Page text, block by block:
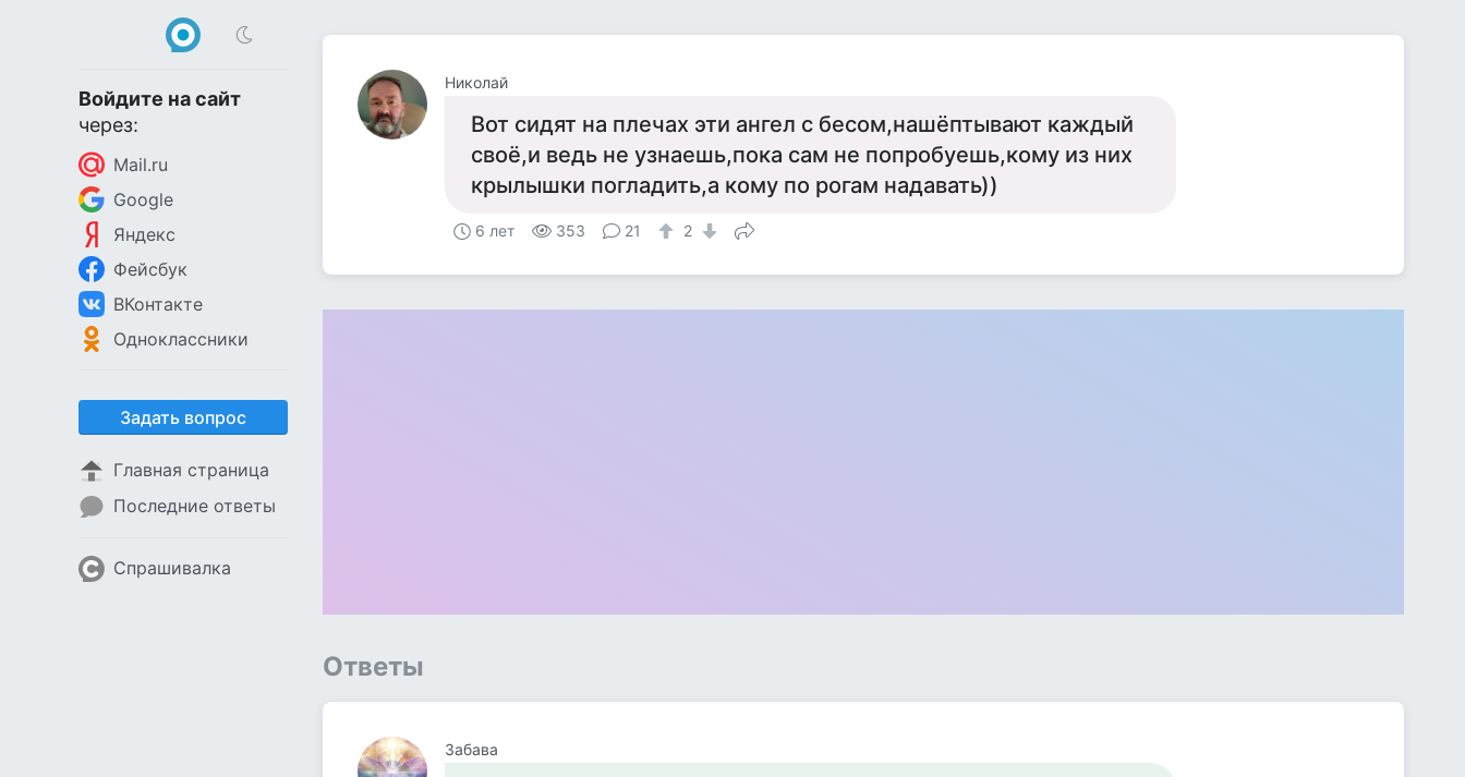
Войдите на сайт
через:
Mail.ru
Google
Яндекс
Фейсбук
ВКонтакте
Одноклассники
Задать вопрос
Главная страница
Последние ответы
Спрашивалка
Николай
Вот сидят на плечах эти ангел с бесом,нашёптывают каждый
своё,и ведь не узнаешь,пока сам не попробуешь,кому из них
крылышки погладить,а кому по рогам надавать))
6 лет 353 21 2
Ответы
Забава